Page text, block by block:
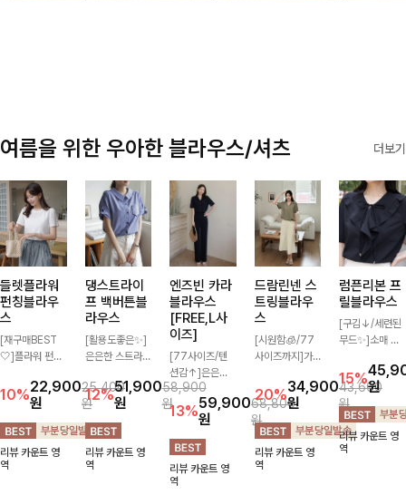
여름을 위한 우아한 블라우스/셔츠 더보기
들렛플라워
펀칭블라우
스
[재구매BEST
🤍]플라워 펀칭
사랑스러워 자꾸
만 손이 가는 아
이템 ! 어깨 퍼프
디자인이 귀여운
무드를 주는 블
라우스입니다 ~
10%22,900
원
25,400
원
리뷰 카운트 영
역
댕스트라이
프 백버튼블
라우스
[활용도좋은✨]
은은한 스트라이
져 심플한 코디
에도 세련된 포
인트를 더해드리
며 깔끔한 스트
라이프 디테일로
유행 없이 오래
12%51,900
원
58,900
원
리뷰 카운트 영
역
엔즈빈 카라
블라우스
[FREE,L사
이즈]
[77사이즈/텐
션감↑]은은한
버튼과 세일러
카라 디테일이
더해져 단정하면
서도 여성스러운
무드가 느껴지는
블라우스예요 여
유로운 핏과 차
13%59,900
원
68,800
원
리뷰 카운트 영
역
드람린넨 스
트링블라우
스
[시원함🧊/77
사이즈까지]가
텍스처가 돋보이
는 블라우스로,
답답함 없는 슬
릿 카라 디자인
이 얼굴선을 더
욱 시원하게 연
20%34,900
원
43,600
원
리뷰 카운트 영
역
럼픈리본 프
릴블라우스
[구김↓/세련된
무드✨]소매 핀
끔하게 잡아주고
프릴 디자인이
들어간 세일러
카라와 리본으로
여성스럽고 러블
리한 분위기를
15%원
리뷰 카운트 영
역